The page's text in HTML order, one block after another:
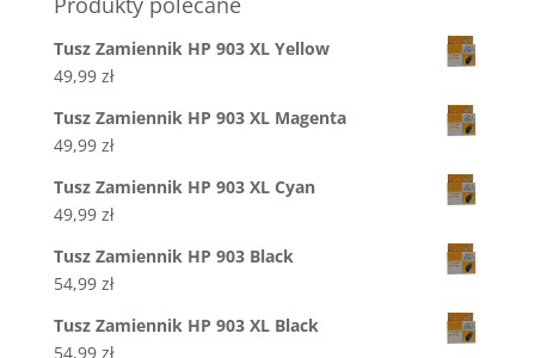
Tusz Zamiennik HP 903 XL Yellow
49,99 zł
Tusz Zamiennik HP 903 XL Magenta
49,99 zł
Tusz Zamiennik HP 903 XL Cyan
49,99 zł
Tusz Zamiennik HP 903 Black
54,99 zł
Tusz Zamiennik HP 903 XL Black
54,99 zł